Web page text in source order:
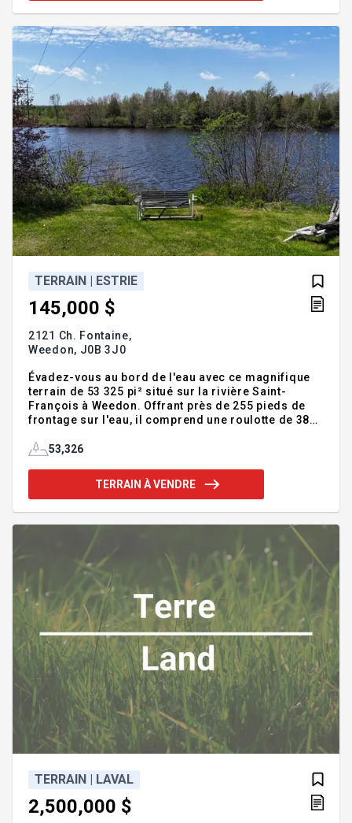
TERRAIN | ESTRIE
145,000 $
2121 Ch. Fontaine,
Weedon, J0B 3J0
Évadez-vous au bord de l'eau avec ce magnifique
terrain de 53 325 pi² situé sur la rivière Saint-
François à Weedon. Offrant près de 255 pieds de
frontage sur l'eau, il comprend une roulotte de 38
fonctionnel ainsi que plusieurs meubles et
paisible idéal pour la pêche, la navigation et les
activités de plein air. Accès à plusieurs kilomètres
noter : Terrain en zone inondable 0-20 ans, non
constructible.
53,326
TERRAIN À VENDRE
TERRAIN | LAVAL
2,500,000 $